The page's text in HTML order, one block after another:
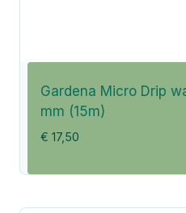
Gardena Micro Drip
mm (15m)
€ 17,50